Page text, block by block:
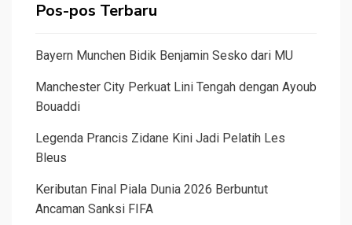
Pos-pos Terbaru
Bayern Munchen Bidik Benjamin Sesko dari MU
Manchester City Perkuat Lini Tengah dengan Ayoub
Bouaddi
Legenda Prancis Zidane Kini Jadi Pelatih Les
Bleus
Keributan Final Piala Dunia 2026 Berbuntut
Ancaman Sanksi FIFA